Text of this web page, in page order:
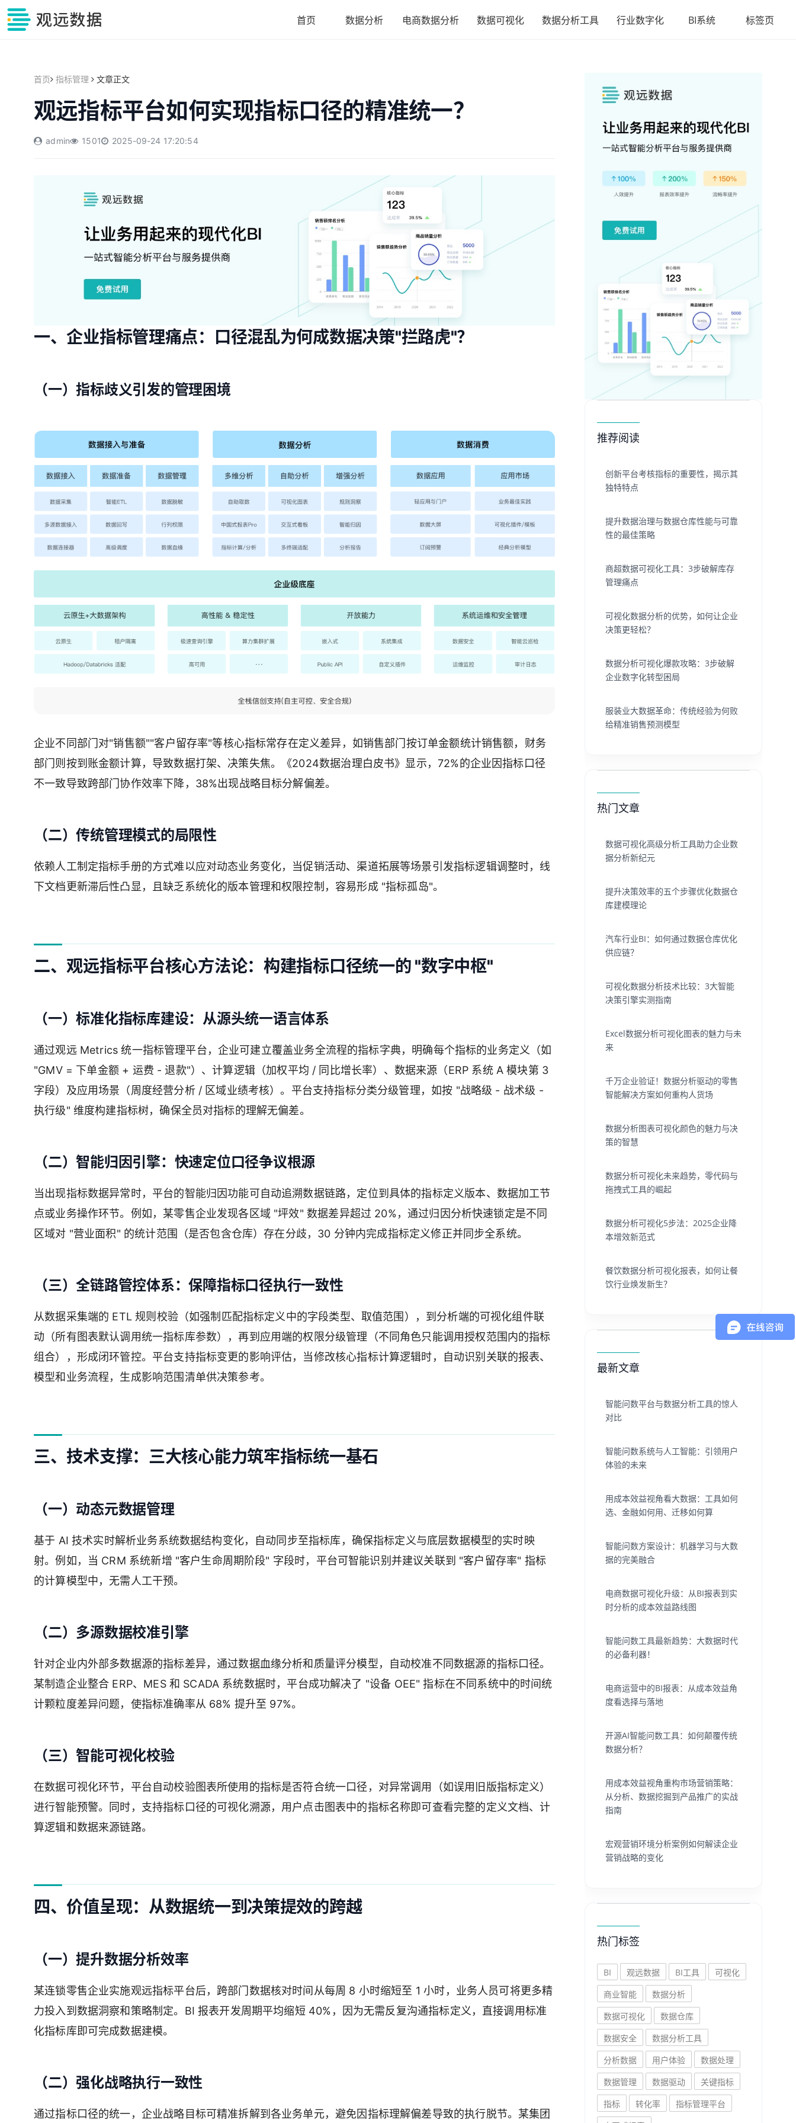
首页 数据分析 电商数据分析 数据可视化 数据分析工具 行业数字化 BI系统 标签页
首页 指标管理 文章正文
观远指标平台如何实现指标口径的精准统一？
admin 1501 2025-09-24 17:20:54
一、企业指标管理痛点：口径混乱为何成数据决策"拦路虎"？
（一）指标歧义引发的管理困境
企业不同部门对"销售额""客户留存率"等核心指标常存在定义差异，如销售部门按订单金额统计销售额，财务
部门则按到账金额计算，导致数据打架、决策失焦。《2024数据治理白皮书》显示，72%的企业因指标口径
不一致导致跨部门协作效率下降，38%出现战略目标分解偏差。
（二）传统管理模式的局限性
依赖人工制定指标手册的方式难以应对动态业务变化，当促销活动、渠道拓展等场景引发指标逻辑调整时，线
下文档更新滞后性凸显，且缺乏系统化的版本管理和权限控制，容易形成 "指标孤岛"。
二、观远指标平台核心方法论：构建指标口径统一的 "数字中枢"
（一）标准化指标库建设：从源头统一语言体系
通过观远 Metrics 统一指标管理平台，企业可建立覆盖业务全流程的指标字典，明确每个指标的业务定义（如
"GMV = 下单金额 + 运费 - 退款"）、计算逻辑（加权平均 / 同比增长率）、数据来源（ERP 系统 A 模块第 3
字段）及应用场景（周度经营分析 / 区域业绩考核）。平台支持指标分类分级管理，如按 "战略级 - 战术级 -
执行级" 维度构建指标树，确保全员对指标的理解无偏差。
（二）智能归因引擎：快速定位口径争议根源
当出现指标数据异常时，平台的智能归因功能可自动追溯数据链路，定位到具体的指标定义版本、数据加工节
点或业务操作环节。例如，某零售企业发现各区域 "坪效" 数据差异超过 20%，通过归因分析快速锁定是不同
区域对 "营业面积" 的统计范围（是否包含仓库）存在分歧，30 分钟内完成指标定义修正并同步全系统。
（三）全链路管控体系：保障指标口径执行一致性
从数据采集端的 ETL 规则校验（如强制匹配指标定义中的字段类型、取值范围），到分析端的可视化组件联
动（所有图表默认调用统一指标库参数），再到应用端的权限分级管理（不同角色只能调用授权范围内的指标
组合），形成闭环管控。平台支持指标变更的影响评估，当修改核心指标计算逻辑时，自动识别关联的报表、
模型和业务流程，生成影响范围清单供决策参考。
三、技术支撑：三大核心能力筑牢指标统一基石
（一）动态元数据管理
基于 AI 技术实时解析业务系统数据结构变化，自动同步至指标库，确保指标定义与底层数据模型的实时映
射。例如，当 CRM 系统新增 "客户生命周期阶段" 字段时，平台可智能识别并建议关联到 "客户留存率" 指标
的计算模型中，无需人工干预。
（二）多源数据校准引擎
针对企业内外部多数据源的指标差异，通过数据血缘分析和质量评分模型，自动校准不同数据源的指标口径。
某制造企业整合 ERP、MES 和 SCADA 系统数据时，平台成功解决了 "设备 OEE" 指标在不同系统中的时间统
计颗粒度差异问题，使指标准确率从 68% 提升至 97%。
（三）智能可视化校验
在数据可视化环节，平台自动校验图表所使用的指标是否符合统一口径，对异常调用（如误用旧版指标定义）
进行智能预警。同时，支持指标口径的可视化溯源，用户点击图表中的指标名称即可查看完整的定义文档、计
算逻辑和数据来源链路。
四、价值呈现：从数据统一到决策提效的跨越
（一）提升数据分析效率
某连锁零售企业实施观远指标平台后，跨部门数据核对时间从每周 8 小时缩短至 1 小时，业务人员可将更多精
力投入到数据洞察和策略制定。BI 报表开发周期平均缩短 40%，因为无需反复沟通指标定义，直接调用标准
化指标库即可完成数据建模。
（二）强化战略执行一致性
通过指标口径的统一，企业战略目标可精准拆解到各业务单元，避免因指标理解偏差导致的执行脱节。某集团
推荐阅读
创新平台考核指标的重要性，揭示其
独特特点
提升数据治理与数据仓库性能与可靠
性的最佳策略
商超数据可视化工具：3步破解库存
管理痛点
可视化数据分析的优势，如何让企业
决策更轻松？
数据分析可视化爆款攻略：3步破解
企业数字化转型困局
服装业大数据革命：传统经验为何败
给精准销售预测模型
热门文章
数据可视化高级分析工具助力企业数
据分析新纪元
提升决策效率的五个步骤优化数据仓
库建模理论
汽车行业BI：如何通过数据仓库优化
供应链？
可视化数据分析技术比较：3大智能
决策引擎实测指南
Excel数据分析可视化图表的魅力与未
来
千万企业验证！数据分析驱动的零售
智能解决方案如何重构人货场
数据分析图表可视化颜色的魅力与决
策的智慧
数据分析可视化未来趋势，零代码与
拖拽式工具的崛起
数据分析可视化5步法：2025企业降
本增效新范式
餐饮数据分析可视化报表，如何让餐
饮行业焕发新生？
最新文章
智能问数平台与数据分析工具的惊人
对比
智能问数系统与人工智能：引领用户
体验的未来
用成本效益视角看大数据：工具如何
选、金融如何用、迁移如何算
智能问数方案设计：机器学习与大数
据的完美融合
电商数据可视化升级：从BI报表到实
时分析的成本效益路线图
智能问数工具最新趋势：大数据时代
的必备利器！
电商运营中的BI报表：从成本效益角
度看选择与落地
开源AI智能问数工具：如何颠覆传统
数据分析？
用成本效益视角重构市场营销策略：
从分析、数据挖掘到产品推广的实战
指南
宏观营销环境分析案例如何解读企业
营销战略的变化
热门标签
BI 观远数据 BI工具
可视化
商业智能
数据分析
数据可视化
数据仓库
数据安全
数据分析工具
分析数据
用户体验
数据处理
数据管理
数据驱动
关键指标
指标
转化率
指标管理平台